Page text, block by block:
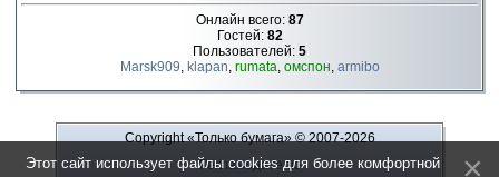
Онлайн всего: 87
Гостей: 82
Пользователей: 5
Marsk909, klapan, rumata, омспон, armibo
Copyright «Только бумага»© 2007-2026
Рекламодателю
Этот сайт использует файлы cookies для более комфортной